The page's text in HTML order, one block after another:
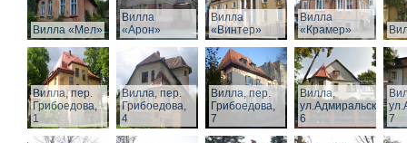
Вилла «Мел»
Вилла
«Арон»
Вилла
«Винтер»
Вилла
«Крамер»
Вилла, пер.
Грибоедова,
1
Вилла, пер.
Грибоедова,
4
Вилла, пер.
Грибоедова,
7
Вилла,
ул.Адмиральская,
6
7